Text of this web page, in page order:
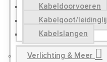
Kabeldoorvoeren
Kabelgoot/
Kabelslangen
Verlichting & Meer